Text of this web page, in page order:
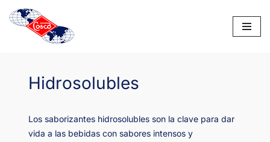
Saltar
Hidrosolubles
Los saborizantes hidrosolubles son la clave para dar
vida a las bebidas con sabores intensos y